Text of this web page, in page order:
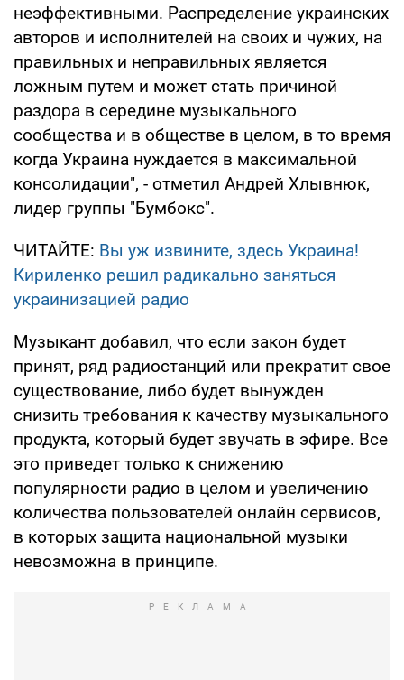
неэффективными. Распределение украинских
авторов и исполнителей на своих и чужих, на
правильных и неправильных является
ложным путем и может стать причиной
раздора в середине музыкального
сообщества и в обществе в целом, в то время
когда Украина нуждается в максимальной
консолидации", - отметил Андрей Хлывнюк,
лидер группы "Бумбокс".
ЧИТАЙТЕ: Вы уж извините, здесь Украина!
Кириленко решил радикально заняться
украинизацией радио
Музыкант добавил, что если закон будет
принят, ряд радиостанций или прекратит свое
существование, либо будет вынужден
снизить требования к качеству музыкального
продукта, который будет звучать в эфире. Все
это приведет только к снижению
популярности радио в целом и увеличению
количества пользователей онлайн сервисов,
в которых защита национальной музыки
невозможна в принципе.